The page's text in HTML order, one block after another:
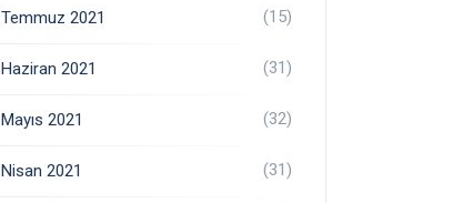
Temmuz 2021 (15)
Haziran 2021 (31)
Mayıs 2021 (32)
Nisan 2021 (31)